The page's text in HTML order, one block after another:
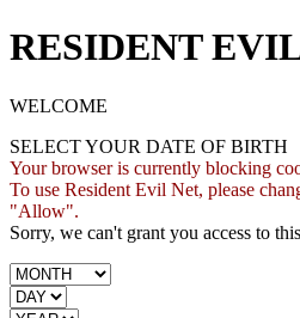
RESIDENT
WELCOME
SELECT YOUR DATE OF BIRTH
Your browser is currently blocking
To use Resident Evil Net, please
"Allow".
Sorry, we can't grant you access to